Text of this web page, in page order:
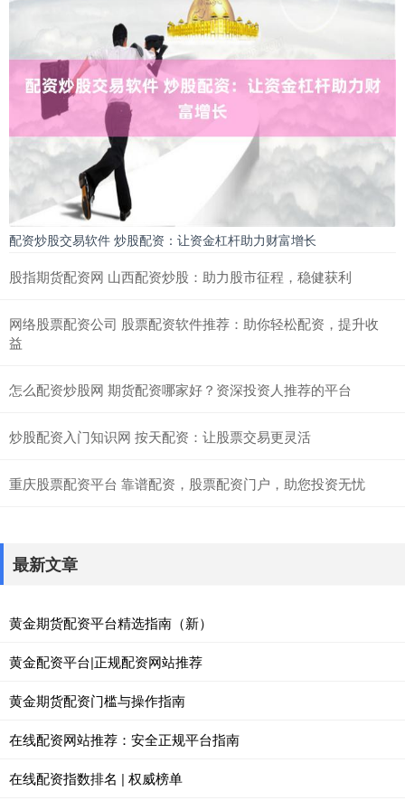
配资炒股交易软件 炒股配资：让资金杠杆助力财富增长
股指期货配资网 山西配资炒股：助力股市征程，稳健获利
网络股票配资公司 股票配资软件推荐：助你轻松配资，提升收
益
怎么配资炒股网 期货配资哪家好？资深投资人推荐的平台
炒股配资入门知识网 按天配资：让股票交易更灵活
重庆股票配资平台 靠谱配资，股票配资门户，助您投资无忧
最新文章
黄金期货配资平台精选指南（新）
黄金配资平台|正规配资网站推荐
黄金期货配资门槛与操作指南
在线配资网站推荐：安全正规平台指南
在线配资指数排名 | 权威榜单